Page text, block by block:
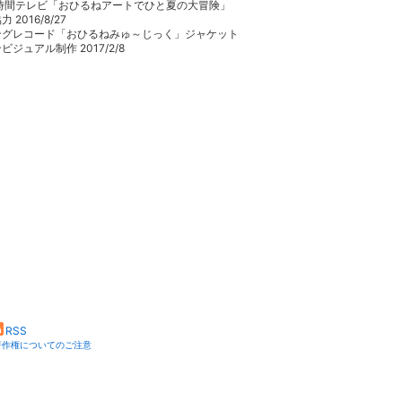
間テレビ「おひるねアートでひと夏の大冒険」
2016/8/27
グレコード「おひるねみゅ～じっく」ジャケット
ビジュアル制作 2017/2/8
RSS
権についてのご注意